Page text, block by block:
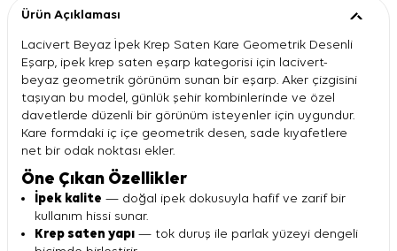
Ürün Açıklaması
Lacivert Beyaz İpek Krep Saten Kare Geometrik Desenli
Eşarp, ipek krep saten eşarp kategorisi için lacivert-
beyaz geometrik görünüm sunan bir eşarp. Aker çizgisini
taşıyan bu model, günlük şehir kombinlerinde ve özel
davetlerde düzenli bir görünüm isteyenler için uygundur.
Kare formdaki iç içe geometrik desen, sade kıyafetlere
net bir odak noktası ekler.
Öne Çıkan Özellikler
İpek kalite — doğal ipek dokusuyla hafif ve zarif bir
kullanım hissi sunar.
Krep saten yapı — tok duruş ile parlak yüzeyi dengeli